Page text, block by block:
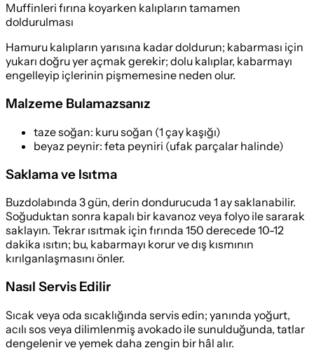
Muffinleri fırına koyarken kalıpların tamamen
doldurulması
Hamuru kalıpların yarısına kadar doldurun; kabarması için
yukarı doğru yer açmak gerekir; dolu kalıplar, kabarmayı
engelleyip içlerinin pişmemesine neden olur.
Malzeme Bulamazsanız
taze soğan: kuru soğan (1 çay kaşığı)
beyaz peynir: feta peyniri (ufak parçalar halinde)
Saklama ve Isıtma
Buzdolabında 3 gün, derin dondurucuda 1 ay saklanabilir.
Soğuduktan sonra kapalı bir kavanoz veya folyo ile sararak
saklayın. Tekrar ısıtmak için fırında 150 derecede 10-12
dakika ısıtın; bu, kabarmayı korur ve dış kısmının
kırılganlaşmasını önler.
Nasıl Servis Edilir
Sıcak veya oda sıcaklığında servis edin; yanında yoğurt,
acılı sos veya dilimlenmiş avokado ile sunulduğunda, tatlar
dengelenir ve yemek daha zengin bir hâl alır.